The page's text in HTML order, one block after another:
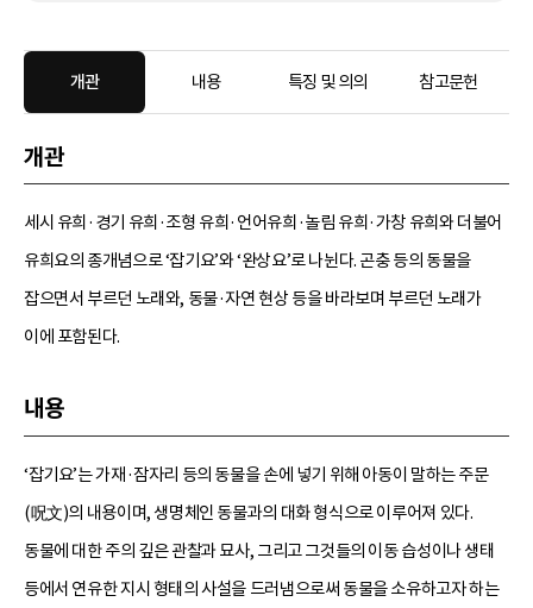
개관 내용 특징 및 의의 참고문헌
개관
세시 유희·경기 유희·조형 유희·언어유희·놀림 유희·가창 유희와 더불어
유희요의 종개념으로 ‘잡기요’와 ‘완상요’로 나뉜다. 곤충 등의 동물을
잡으면서 부르던 노래와, 동물·자연 현상 등을 바라보며 부르던 노래가
이에 포함된다.
내용
‘잡기요’는 가재·잠자리 등의 동물을 손에 넣기 위해 아동이 말하는 주문
(呪文)의 내용이며, 생명체인 동물과의 대화 형식으로 이루어져 있다.
동물에 대한 주의 깊은 관찰과 묘사, 그리고 그것들의 이동 습성이나 생태
등에서 연유한 지시 형태의 사설을 드러냄으로써 동물을 소유하고자 하는